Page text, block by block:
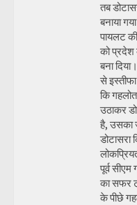
तब
बनाया
पायलट
को प्रदेश
बना
से
कि गहलोत
उठाकर
है, उसका
पूर्व
का सफर
के पीछे